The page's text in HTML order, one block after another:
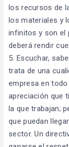
los recursos de
los materiales y
infinitos y son el
deberá rendir
5. Escuchar,
trata de una
empresa en
apreciación que
la que trabajan;
que puedan
sector. Un